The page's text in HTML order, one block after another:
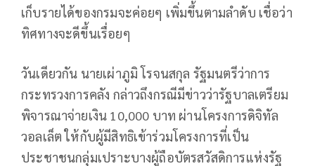
เก็บรายได้ของกรมจะค่อยๆ เพิ่มขึ้นตามลำดับ เชื่อว่า
ทิศทางจะดีขึ้นเรื่อยๆ
วันเดียวกัน นายเผ่าภูมิ โรจนสกุล รัฐมนตรีว่าการ
กระทรวงการคลัง กล่าวถึงกรณีมีข่าวว่ารัฐบาลเตรียม
พิจารณาจ่ายเงิน 10,000 บาท ผ่านโครงการดิจิทัล
วอลเล็ต ให้กับผู้มีสิทธิเข้าร่วมโครงการที่เป็น
ประชาชนกลุ่มเปราะบางผู้ถือบัตรสวัสดิการแห่งรัฐ